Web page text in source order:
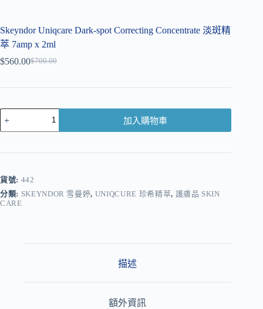
Skeyndor Uniqcare Dark-spot Correcting Concentrate 淡斑精
萃 7amp x 2ml
$700.00
$560.00
加入購物車
r
n
a
貨號: 442
分類: SKEYNDOR 雪曼婷, UNIQCURE 珍希精萃, 護膚品 SKIN
CARE
描述
額外資訊